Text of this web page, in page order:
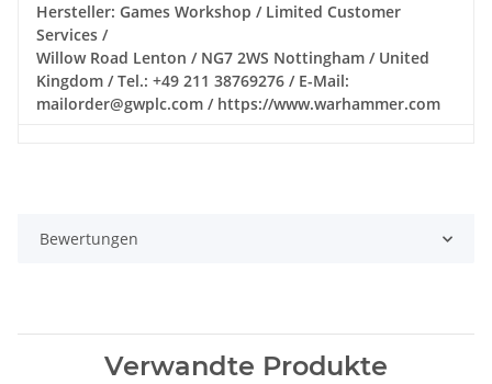
Hersteller: Games Workshop / Limited Customer
Services /
Willow Road Lenton / NG7 2WS Nottingham / United
Kingdom / Tel.: +49 211 38769276 / E-Mail:
mailorder@gwplc.com / https://www.warhammer.com
Bewertungen
Verwandte Produkte